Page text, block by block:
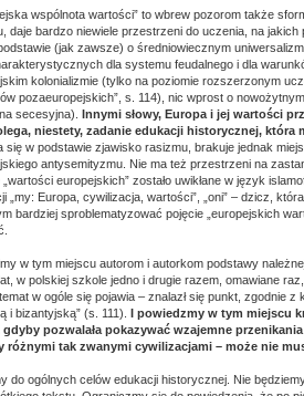
wspólnota wartości” to wbrew pozorom także
daje bardzo niewiele przestrzeni do uczenia, na
(jak zawsze) o średniowiecznym
dla systemu feudalnego i dla
kolonializmie (tylko na poziomie rozszerzonym
pozaeuropejskich”, s. 114), nic wprost o
secesyjna). Innymi słowy, Europa i jej wartości
niestety, zadanie edukacji historycznej,
się w podstawie zjawisko rasizmu, brakuje jednak
antysemityzmu. Nie ma też przestrzeni na
„wartości europejskich” zostało uwikłane w język
„my: Europa, cywilizacja, wartości”, „oni” – dzicz,
bardziej sproblematyzować pojęcie „europejskich
w tym miejscu autorom i autorkom podstawy
w polskiej szkole jedno i drugie razem, omawiane
w ogóle się pojawia – znalazł się punkt, zgodnie
i bizantyjską” (s. 111). I powiedzmy w tym miejscu
pozwalała pokazywać wzajemne
różnymi tak zwanymi cywilizacjami – może nie
do ogólnych celów edukacji historycznej. Nie